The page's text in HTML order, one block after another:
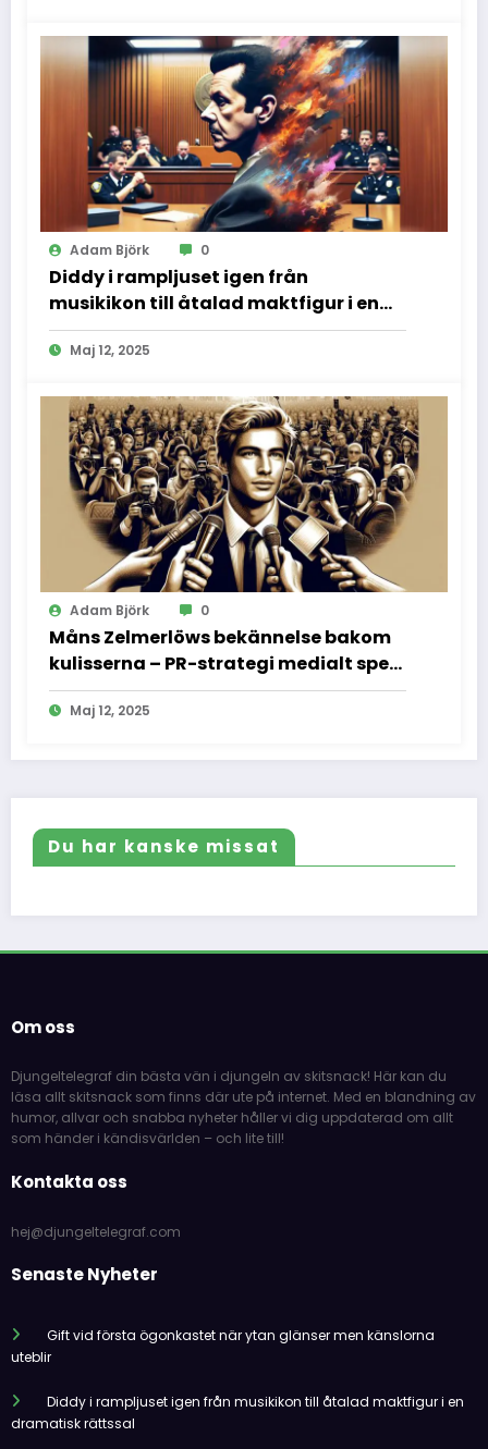
Adam Björk 0
Diddy i rampljuset igen från
musikikon till åtalad maktfigur i en
dramatisk rättssal
Maj 12, 2025
Adam Björk 0
Måns Zelmerlöws bekännelse bakom
kulisserna – PR-strategi medialt spel
och vad vi inte fick se
Maj 12, 2025
Du har kanske missat
Om oss
Djungeltelegraf din bästa vän i djungeln av skitsnack! Här kan du
läsa allt skitsnack som finns där ute på internet. Med en blandning av
humor, allvar och snabba nyheter håller vi dig uppdaterad om allt
som händer i kändisvärlden – och lite till!
Kontakta oss
hej@djungeltelegraf.com
Senaste Nyheter
Gift vid första ögonkastet när ytan glänser men känslorna
uteblir
Diddy i rampljuset igen från musikikon till åtalad maktfigur i en
dramatisk rättssal